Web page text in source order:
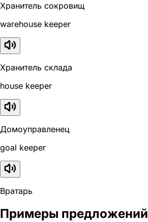
Хранитель сокровищ
warehouse keeper
Хранитель склада
house keeper
Домоуправленец
goal keeper
Вратарь
Примеры предложений